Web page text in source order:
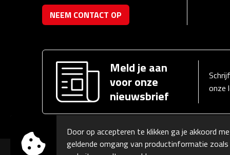
NEEM CONTACT OP
Meld je aan
voor onze
nieuwsbrief
onze
Door op accepteren te klikken ga je akkoord
geldende omgang van productinformatie